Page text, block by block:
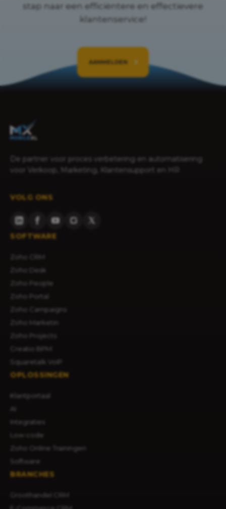
stap naar een efficiëntere en effectievere
klantenservice!
AANMELDEN
De partner voor proces verbetering en automatisering
voor Verkoop, Marketing, Klantensupport en HR
VOLG ONS
SOFTWARE
Zoho Desk
Zoho People
Zoho Portal
Zoho Campaigns
Zoho Marketin
Zoho Projects
Creatio BPM
Squaretalk VoIP
OPLOSSINGEN
Klantportaal
Integraties
Low-code
Zoho Online Trainingen
Software
BRANCHES
Groothandel CRM